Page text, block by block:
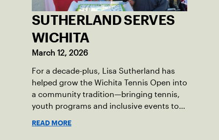
SUTHERLAND SERVES
WICHITA
March 12, 2026
For a decade-plus, Lisa Sutherland has
helped grow the Wichita Tennis Open into
a community tradition—bringing tennis,
youth programs and inclusive events to
READ MORE